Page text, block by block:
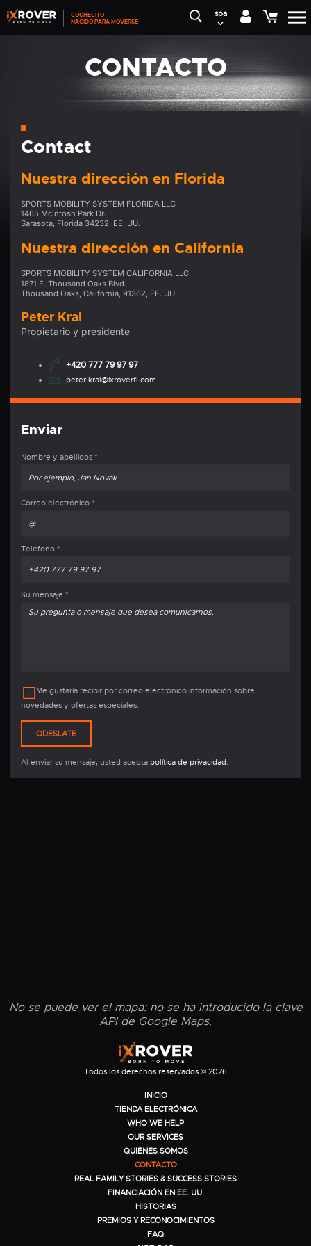
COCHECITO
NACIDO PARA MOVERSE
spa
CONTACTO
Contact
Nuestra dirección en Florida
SPORTS MOBILITY SYSTEM FLORIDA LLC
1465 McIntosh Park Dr.
Sarasota, Florida 34232, EE. UU.
Nuestra dirección en California
SPORTS MOBILITY SYSTEM CALIFORNIA LLC
1871 E. Thousand Oaks Blvd.
Thousand Oaks, California, 91362, EE. UU.
Peter Kral
Propietario y presidente
+420 777 79 97 97
peter.kral@ixroverfl.com
Enviar
Nombre y apellidos *
Correo electrónico *
Teléfono *
Su mensaje *
Me gustaría recibir por correo electrónico información sobre
novedades y ofertas especiales.
Al enviar su mensaje, usted acepta política de privacidad.
No se puede ver el mapa: no se ha introducido la clave
API de Google Maps.
Todos los derechos reservados © 2026
INICIO
TIENDA ELECTRÓNICA
WHO WE HELP
OUR SERVICES
QUIÉNES SOMOS
CONTACTO
REAL FAMILY STORIES & SUCCESS STORIES
FINANCIACIÓN EN EE. UU.
HISTORIAS
PREMIOS Y RECONOCIMIENTOS
FAQ